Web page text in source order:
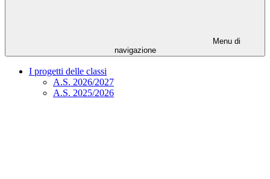
Menu di
navigazione
I progetti delle classi
A.S. 2026/2027
A.S. 2025/2026